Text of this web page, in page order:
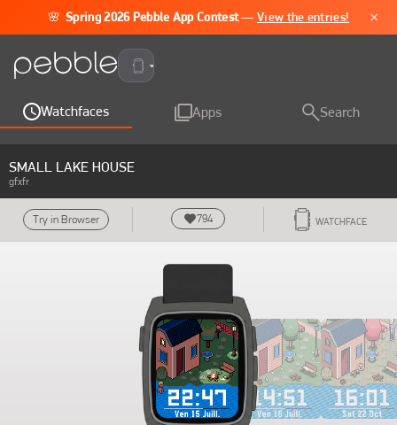
🌸 Spring 2026 Pebble App Contest —View the entries! ×
Pebble Time 2
Watchfaces Apps Search
SMALL LAKE HOUSE
gfxfr
Try in Browser 794 WATCHFACE